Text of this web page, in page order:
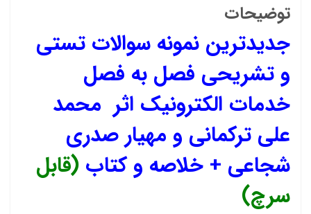
توضیحات
جدیدترین نمونه سوالات تستی
و تشریحی فصل به فصل
خدمات الکترونیک اثر محمد
علی ترکمانی و مهیار صدری
شجاعی + خلاصه و کتاب (قابل
سرچ)